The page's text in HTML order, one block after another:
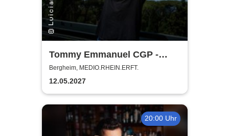
Tommy Emmanuel CGP -
Living in the Light Tour
Bergheim, MEDIO.RHEIN.ERFT.
12.05.2027
20:00 Uhr